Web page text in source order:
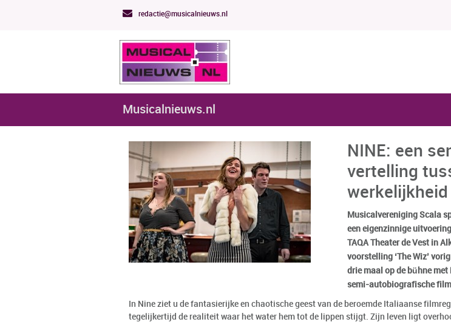
redactie@musicalnieuws.nl
Musicalnieuws.nl
NINE: een
vertelling
werkelijkheid
Musicalvereniging Scala
een eigenzinnige
TAQA Theater de Vest in
voorstelling ‘The Wiz’
drie maal op de bühne met
semi-autobiografische
In Nine ziet u de fantasierijke en chaotische geest van de beroemde Italiaanse
tegelijkertijd de realiteit waar het water hem tot de lippen stijgt. Zijn leven ligt